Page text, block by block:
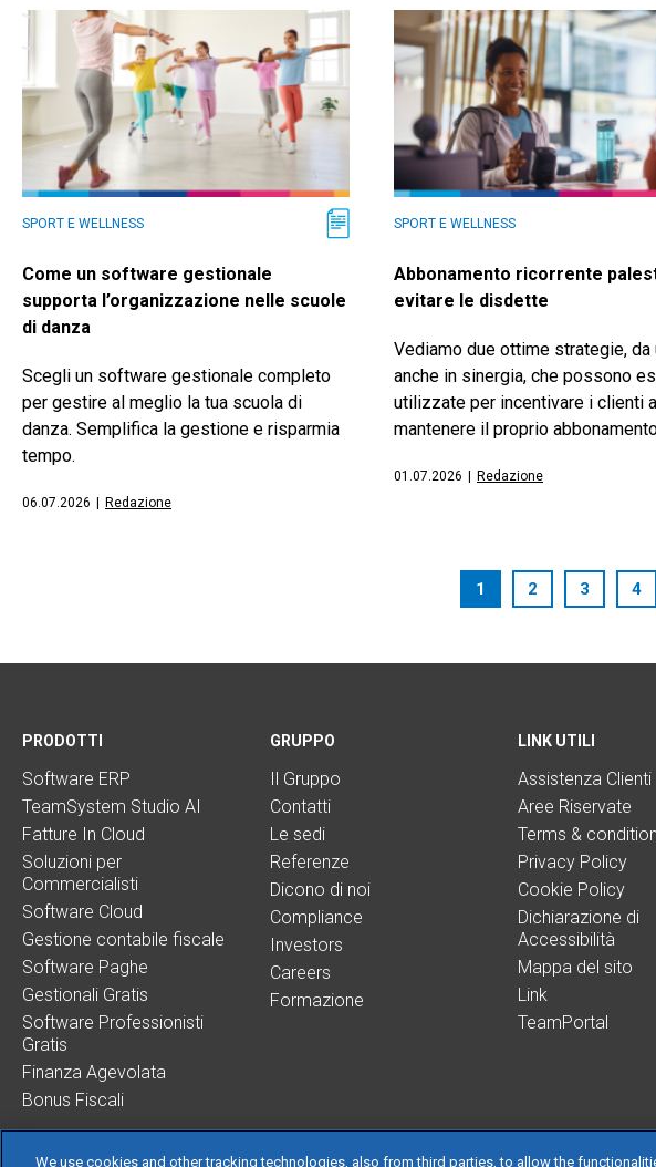
SPORT E WELLNESS
Come un software gestionale
supporta l’organizzazione nelle scuole
di danza
Scegli un software gestionale completo
per gestire al meglio la tua scuola di
danza. Semplifica la gestione e risparmia
tempo.
06.07.2026 Redazione
SPORT E WELLNESS
Abbonamento ricorrente
evitare le disdette
Vediamo due ottime strategie, da
anche in sinergia, che possono
utilizzate per incentivare i clienti a
mantenere il proprio
01.07.2026 Redazione
1 2 3 4
PRODOTTI
Software ERP
TeamSystem Studio AI
Fatture In Cloud
Soluzioni per
Commercialisti
Software Cloud
Gestione contabile fiscale
Software Paghe
Gestionali Gratis
Software Professionisti
Gratis
Finanza Agevolata
Bonus Fiscali
GRUPPO
Il Gruppo
Contatti
Le sedi
Referenze
Dicono di noi
Compliance
Investors
Careers
Formazione
LINK UTILI
Assistenza Clienti
Aree Riservate
Terms &
Privacy Policy
Cookie Policy
Dichiarazione di
Accessibilità
Mappa del sito
Link
TeamPortal
We use cookies and other tracking technologies, also from third parties, to allow the